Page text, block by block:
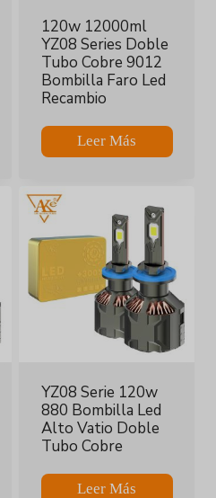
120w 12000ml
YZ08 Series Doble
Tubo Cobre 9012
Bombilla Faro Led
Recambio
Leer Más
YZ08 Serie 120w
880 Bombilla Led
Alto Vatio Doble
Tubo Cobre
Leer Más